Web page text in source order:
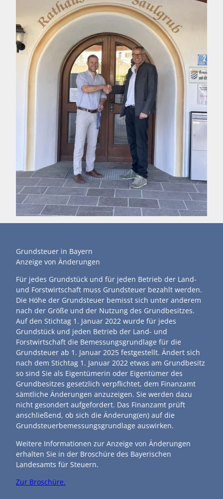
Grundsteuer in Bayern
Anzeige von Änderungen
Für jedes Grundstück und für jeden Betrieb der Land-
und Forstwirtschaft muss Grundsteuer bezahlt werden.
Die Höhe der Grundsteuer bemisst sich unter anderem
nach der Größe und der Nutzung des Grundbesitzes.
Auf den Stichtag 1. Januar 2022 wurde für jedes
Grundstück und jeden Betrieb der Land- und
Forstwirtschaft die Bemessungsgrundlage für die
Grundsteuer ab 1. Januar 2025 festgestellt. Ändert sich
nach dem Stichtag 1. Januar 2022 etwas am Grundbesitz
so sind Sie als Eigentümerin oder Eigentümer des
Grundbesitzes gesetzlich verpflichtet, dem Finanzamt
sämtliche Änderungen anzuzeigen. Sie werden dazu
nicht gesondert aufgefordert. Das Finanzamt prüft
anschließend, ob sich die Änderung(en) auf die
Grundsteuerbemessungsgrundlage auswirken.
Weitere Informationen zur Anzeige von Änderungen
erhalten Sie in der Broschüre des Bayerischen
Landesamts für Steuern.
Zur Broschüre.